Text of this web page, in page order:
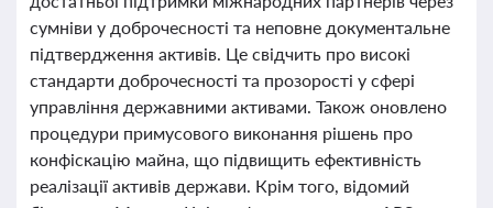
сумніви у доброчесності та неповне документальне
підтвердження активів. Це свідчить про високі
стандарти доброчесності та прозорості у сфері
управління державними активами. Також оновлено
процедури примусового виконання рішень про
конфіскацію майна, що підвищить ефективність
реалізації активів держави. Крім того, відомий